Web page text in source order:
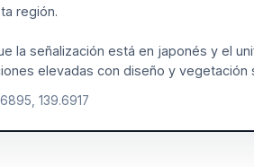
región.
la señalización está en japonés y el
elevadas con diseño y vegetación
139.6917